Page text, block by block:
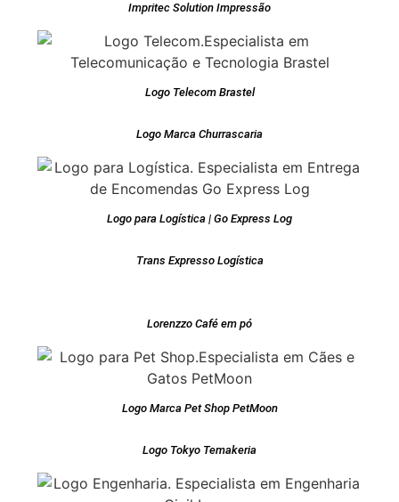
Impritec Solution Impressão
Logo Telecom Brastel
Logo Marca Churrascaria
Logo para Logística | Go Express Log
Trans Expresso Logística
Lorenzzo Café em pó
Logo Marca Pet Shop PetMoon
Logo Tokyo Temakeria